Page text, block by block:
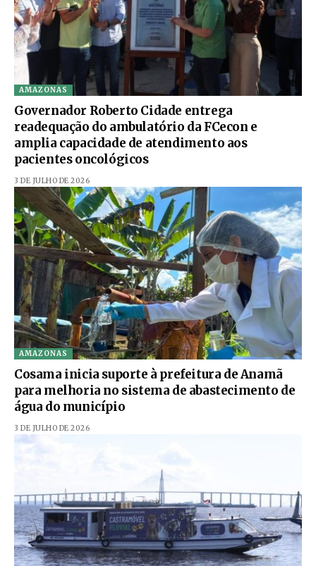
AMAZONAS
Governador Roberto Cidade entrega
readequação do ambulatório da FCecon e
amplia capacidade de atendimento aos
pacientes oncológicos
3 DE JULHO DE 2026
AMAZONAS
Cosama inicia suporte à prefeitura de Anamã
para melhoria no sistema de abastecimento de
água do município
3 DE JULHO DE 2026